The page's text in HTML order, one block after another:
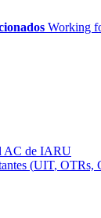
Working
AC de IARU
(UIT, OTRs,